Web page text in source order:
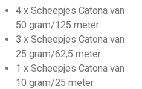
4 x Scheepjes Catona van
50 gram/125 meter
3 x Scheepjes Catona van
25 gram/62,5 meter
1 x Scheepjes Catona van
10 gram/25 meter